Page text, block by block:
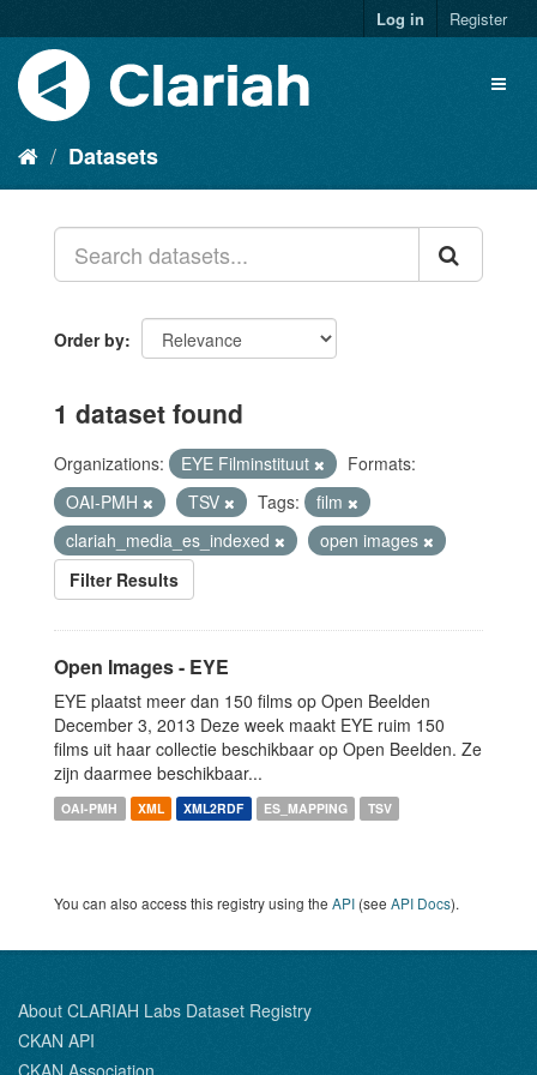
Log in Register
Datasets
Order by
1 dataset found
Organizations: EYE Filminstituut
Formats:
OAI-PMH
TSV Tags:
film
clariah_media_es_indexed
open images
Filter Results
Open Images - EYE
EYE plaatst meer dan 150 films op Open Beelden
December 3, 2013 Deze week maakt EYE ruim 150
films uit haar collectie beschikbaar op Open Beelden. Ze
zijn daarmee beschikbaar...
OAI-PMH XML XML2RDF ES_MAPPING TSV
You can also access this registry using the API (see API Docs).
About CLARIAH Labs Dataset Registry
CKAN API
CKAN Association